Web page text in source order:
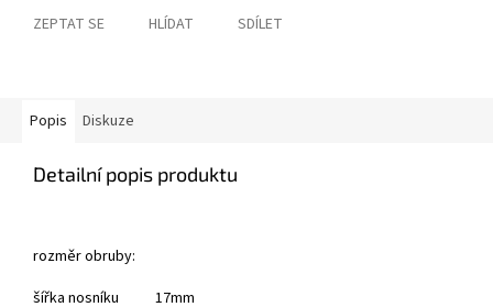
ZEPTAT SE HLÍDAT SDÍLET
Popis Diskuze
Detailní popis produktu
rozměr obruby:
šířka nosníku 17mm